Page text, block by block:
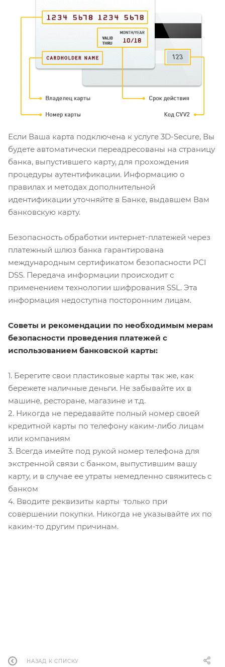
Если Ваша карта подключена к услуге 3D-Secure, Вы
будете автоматически переадресованы на страницу
банка, выпустившего карту, для прохождения
процедуры аутентификации. Информацию о
правилах и методах дополнительной
идентификации уточняйте в Банке, выдавшем Вам
банковскую карту.
Безопасность обработки интернет-платежей через
платежный шлюз банка гарантирована
международным сертификатом безопасности PCI
DSS. Передача информации происходит с
применением технологии шифрования SSL. Эта
информация недоступна посторонним лицам.
Советы и рекомендации по необходимым мерам
безопасности проведения платежей с
использованием банковской карты:
1. Берегите свои пластиковые карты так же, как
бережете наличные деньги. Не забывайте их в
машине, ресторане, магазине и т.д.
2. Никогда не передавайте полный номер своей
кредитной карты по телефону каким-либо лицам
или компаниям
3. Всегда имейте под рукой номер телефона для
экстренной связи с банком, выпустившим вашу
карту, и в случае ее утраты немедленно свяжитесь с
банком
4. Вводите реквизиты карты только при
совершении покупки. Никогда не указывайте их по
каким-то другим причинам.
НАЗАД К СПИСКУ